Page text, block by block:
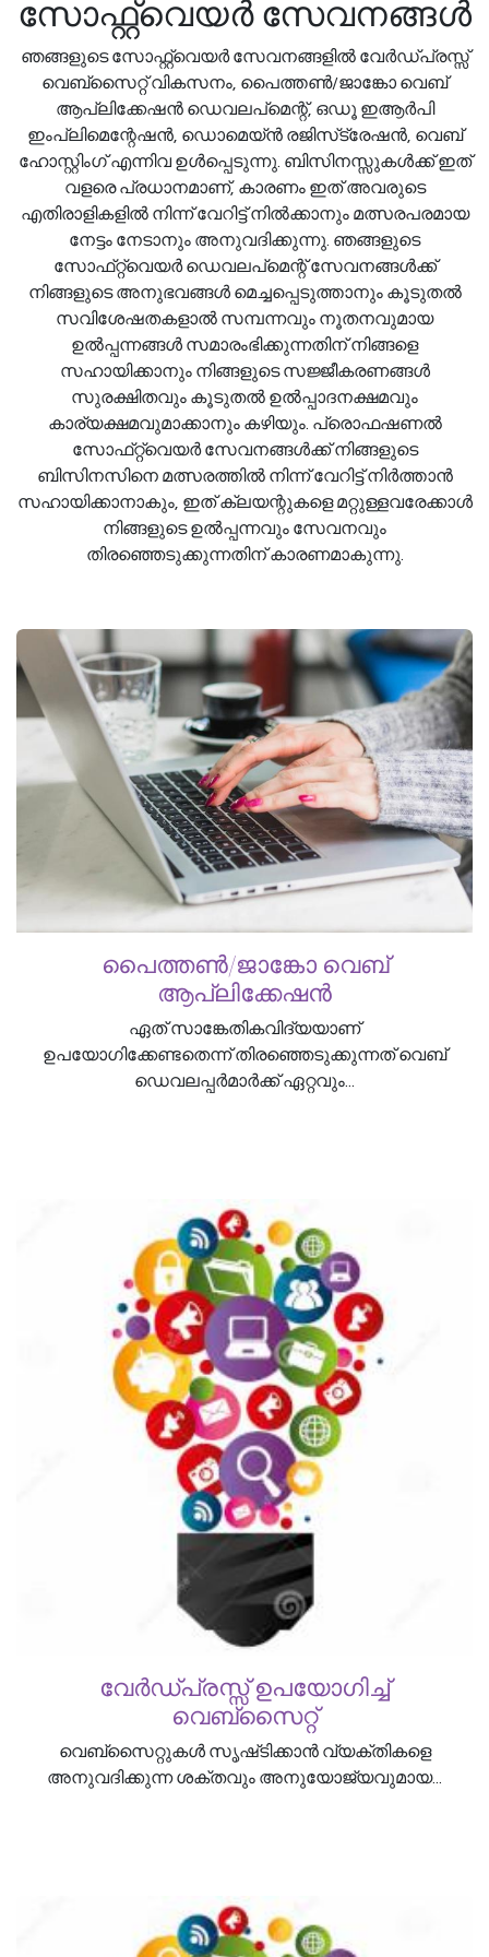
സോഫ്റ്റ്വെയർ സേവനങ്ങൾ
ഞങ്ങളുടെ സോഫ്റ്റ്‌വെയർ സേവനങ്ങളിൽ വേർഡ്പ്രസ്സ്
വെബ്‌സൈറ്റ് വികസനം, പൈത്തൺ/ജാങ്കോ വെബ്
ആപ്ലിക്കേഷൻ ഡെവലപ്‌മെന്റ്, ഒഡൂ ഇആർപി
ഇംപ്ലിമെന്റേഷൻ, ഡൊമെയ്‌ൻ രജിസ്‌ട്രേഷൻ, വെബ്
ഹോസ്റ്റിംഗ് എന്നിവ ഉൾപ്പെടുന്നു. ബിസിനസ്സുകൾക്ക് ഇത്
വളരെ പ്രധാനമാണ്, കാരണം ഇത് അവരുടെ
എതിരാളികളിൽ നിന്ന് വേറിട്ട് നിൽക്കാനും മത്സരപരമായ
നേട്ടം നേടാനും അനുവദിക്കുന്നു. ഞങ്ങളുടെ
സോഫ്‌റ്റ്‌വെയർ ഡെവലപ്‌മെന്റ് സേവനങ്ങൾക്ക്
നിങ്ങളുടെ അനുഭവങ്ങൾ മെച്ചപ്പെടുത്താനും കൂടുതൽ
സവിശേഷതകളാൽ സമ്പന്നവും നൂതനവുമായ
ഉൽപ്പന്നങ്ങൾ സമാരംഭിക്കുന്നതിന് നിങ്ങളെ
സഹായിക്കാനും നിങ്ങളുടെ സജ്ജീകരണങ്ങൾ
സുരക്ഷിതവും കൂടുതൽ ഉൽപ്പാദനക്ഷമവും
കാര്യക്ഷമവുമാക്കാനും കഴിയും. പ്രൊഫഷണൽ
സോഫ്‌റ്റ്‌വെയർ സേവനങ്ങൾക്ക് നിങ്ങളുടെ
ബിസിനസിനെ മത്സരത്തിൽ നിന്ന് വേറിട്ട് നിർത്താൻ
സഹായിക്കാനാകും, ഇത് ക്ലയന്റുകളെ മറ്റുള്ളവരേക്കാൾ
നിങ്ങളുടെ ഉൽപ്പന്നവും സേവനവും
തിരഞ്ഞെടുക്കുന്നതിന് കാരണമാകുന്നു.
പൈത്തൺ/ജാങ്കോ വെബ്
ആപ്ലിക്കേഷൻ
ഏത് സാങ്കേതികവിദ്യയാണ്
ഉപയോഗിക്കേണ്ടതെന്ന് തിരഞ്ഞെടുക്കുന്നത് വെബ്
ഡെവലപ്പർമാർക്ക് ഏറ്റവും...
വേർഡ്പ്രസ്സ് ഉപയോഗിച്ച്
വെബ്സൈറ്റ്
വെബ്‌സൈറ്റുകൾ സൃഷ്‌ടിക്കാൻ വ്യക്തികളെ
അനുവദിക്കുന്ന ശക്തവും അനുയോജ്യവുമായ...